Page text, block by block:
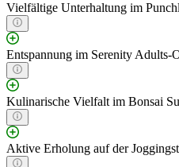
Vielfältige Unterhaltung im
Entspannung im Serenity Adults-
Kulinarische Vielfalt im Bonsai
Aktive Erholung auf der